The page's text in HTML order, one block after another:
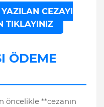
CEZAYI
TIKLAYINIZ
ÖDEME
öncelikle **cezanın